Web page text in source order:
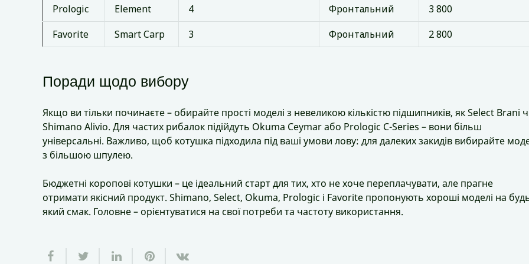
Prologic
Element 4 Фронтальний
3 800
Favorite
Smart Carp 3 Фронтальний 2 800
Поради щодо вибору
Якщо ви тільки починаєте – обирайте прості моделі з невеликою кількістю підшипників, як Select Brani
Shimano Alivio. Для частих рибалок підійдуть Okuma Ceymar або Prologic C-Series – вони більш
універсальні. Важливо, щоб котушка підходила під ваші умови лову: для далеких закидів вибирайте
з більшою шпулею.
Бюджетні коропові котушки – це ідеальний старт для тих, хто не хоче переплачувати, але прагне
отримати якісний продукт. Shimano, Select, Okuma, Prologic і Favorite пропонують хороші моделі на
який смак. Головне – орієнтуватися на свої потреби та частоту використання.